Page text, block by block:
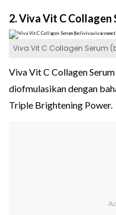
2. Viva Vit C Collagen
Viva Vit C Collagen Serum
Viva Vit C Collagen
diofmulasikan dengan
Triple Brightening Power.